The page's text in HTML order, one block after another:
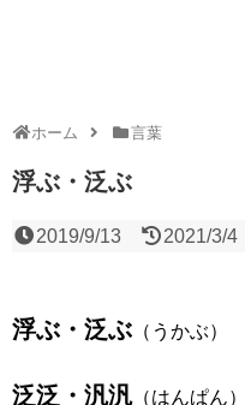
ホーム 言葉
浮ぶ・泛ぶ
2019/9/13 2021/3/4
浮ぶ・泛ぶ （うかぶ）
泛泛・汎汎（はんぱん）